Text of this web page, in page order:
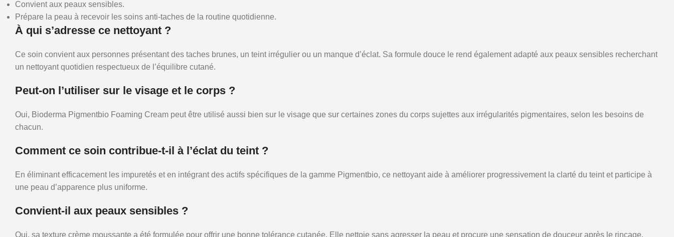
Convient aux peaux sensibles.
Prépare la peau à recevoir les soins anti-taches de la routine quotidienne.
À qui s’adresse ce nettoyant ?
Ce soin convient aux personnes présentant des taches brunes, un teint irrégulier ou un manque d’éclat. Sa formule douce le rend également adapté aux peaux sensibles recherchant
un nettoyant quotidien respectueux de l’équilibre cutané.
Peut-on l’utiliser sur le visage et le corps ?
Oui, Bioderma Pigmentbio Foaming Cream peut être utilisé aussi bien sur le visage que sur certaines zones du corps sujettes aux irrégularités pigmentaires, selon les besoins de
chacun.
Comment ce soin contribue-t-il à l’éclat du teint ?
En éliminant efficacement les impuretés et en intégrant des actifs spécifiques de la gamme Pigmentbio, ce nettoyant aide à améliorer progressivement la clarté du teint et participe à
une peau d’apparence plus uniforme.
Convient-il aux peaux sensibles ?
Oui, sa texture crème moussante a été formulée pour offrir une bonne tolérance cutanée. Elle nettoie sans agresser la peau et procure une sensation de douceur après le rinçage.